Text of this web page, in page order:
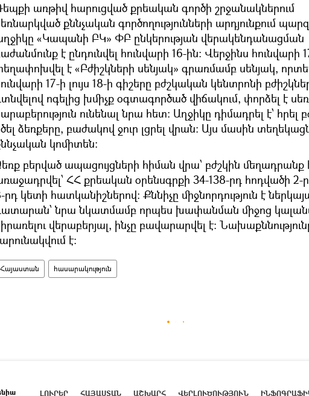
առթիվ հարուցված քրեական գործի շրջանակներում
քննչական գործողությունների արդյունքում
«Կապանի ԲԿ» ՓԲ ընկերության վերակենդանացման
է ընդունվել հունվարի 16-ին։ Վերջինս հունվարի
է «Բժիշկների սենյակ» գրառմամբ սենյակ,
17-ի լույս 18-ի գիշերը բժշկական կենտրոնի
ոգելից խմիչք օգտագործած վիճակում, փորձել է
ունենալ նրա հետ։ Աղջիկը դիմադրել է՝ հրել
ձեռքերը, բաժակով ջուր լցրել վրան։ Այս մասին
կոմիտեն։
բերված ապացույցների հիման վրա՝ բժշկին մեղադրանք
ՀՀ քրեական օրենսգրքի 34-138-րդ հոդվածի 2-
րդ կետի հատկանիշներով: Քննիչը միջնորդություն է
նրա նկատմամբ որպես խափանման միջոց
վերաբերյալ, ինչը բավարարվել է։
է:
Հայաստան հասարակություն
ԼՈՒՐԵՐ ՀԱՅԱՍՏԱՆ ԱՇԽԱՐՀ ՎԵՐԼՈՒԾՈՒԹՅՈՒՆ